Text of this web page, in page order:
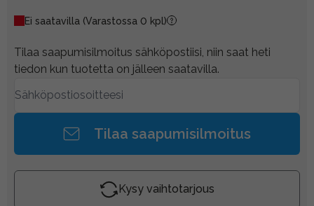
Ei saatavilla (Varastossa 0 kpl)
Tilaa saapumisilmoitus sähköpostiisi, niin saat heti
tiedon kun tuotetta on jälleen saatavilla.
Tilaa saapumisilmoitus
Kysy vaihtotarjous